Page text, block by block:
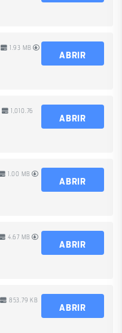
1.93 MB
ABRIR
1,010.76
ABRIR
1.00 MB
ABRIR
4.67 MB
ABRIR
853.79 KB
ABRIR